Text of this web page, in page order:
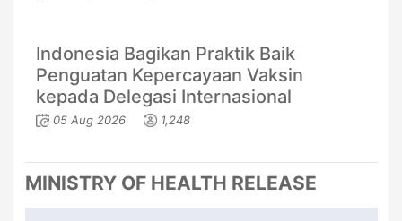
Indonesia Bagikan Praktik Baik
Penguatan Kepercayaan Vaksin
kepada Delegasi Internasional
05 Aug 2026 1,248
MINISTRY OF HEALTH RELEASE